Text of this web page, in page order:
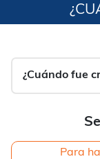
Para
¿Cuándo fue